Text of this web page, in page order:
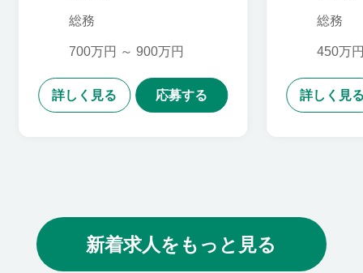
総務
700万円 ～ 900万円
詳しく見る 応募する
総務
450万
詳しく見
新着求人をもっと見る